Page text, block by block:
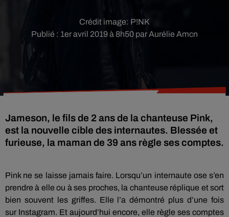
Publié : 1er avril 2019 à 8h50 par Aurélie Amcn
Crédit image: P!NK
Jameson, le fils de 2 ans de la chanteuse Pink,
est la nouvelle cible des internautes. Blessée et
furieuse, la maman de 39 ans règle ses comptes.
Pink ne se laisse jamais faire. Lorsqu’un internaute ose s’en
prendre à elle ou à ses proches, la chanteuse réplique et sort
bien souvent les griffes. Elle l’a démontré plus d’une fois
sur Instagram. Et aujourd’hui encore, elle règle ses comptes